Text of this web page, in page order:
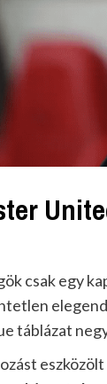
csak egy
táblázat